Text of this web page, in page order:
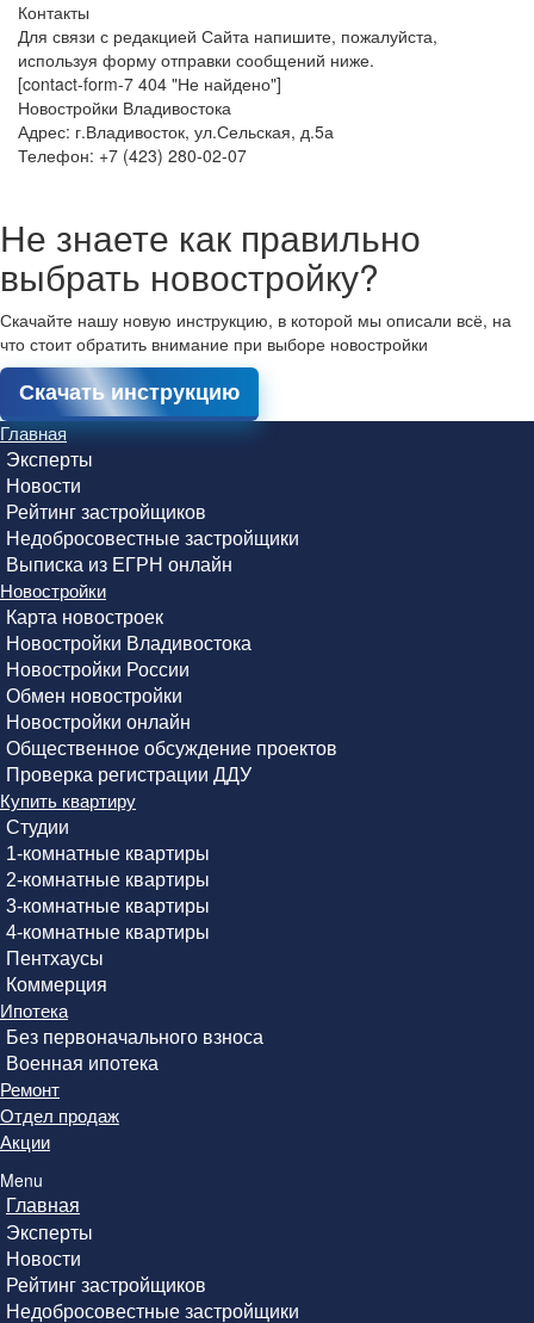
Контакты
Для связи с редакцией Сайта напишите, пожалуйста,
используя форму отправки сообщений ниже.
[contact-form-7 404 "Не найдено"]
Новостройки Владивостока
Адрес: г.Владивосток, ул.Сельская, д.5а
Телефон: +7 (423) 280-02-07
Не знаете как правильно
выбрать новостройку?
Скачайте нашу новую инструкцию, в которой мы описали всё, на
что стоит обратить внимание при выборе новостройки
Скачать инструкцию
Главная
Эксперты
Новости
Рейтинг застройщиков
Недобросовестные застройщики
Выписка из ЕГРН онлайн
Новостройки
Карта новостроек
Новостройки Владивостока
Новостройки России
Обмен новостройки
Новостройки онлайн
Общественное обсуждение проектов
Проверка регистрации ДДУ
Купить квартиру
Студии
1-комнатные квартиры
2-комнатные квартиры
3-комнатные квартиры
4-комнатные квартиры
Пентхаусы
Коммерция
Ипотека
Без первоначального взноса
Военная ипотека
Ремонт
Отдел продаж
Акции
Menu
Главная
Эксперты
Новости
Рейтинг застройщиков
Недобросовестные застройщики